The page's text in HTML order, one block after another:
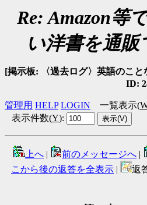
Re: Amazon等
い洋書を通
[掲示板: 〈過去ログ〉英語のこ
ID:
管理用 HELP LOGIN 一覧表示(
表示件数(Y):
上へ | 前のメッセージへ |
こから後の返答を全表示 | 返